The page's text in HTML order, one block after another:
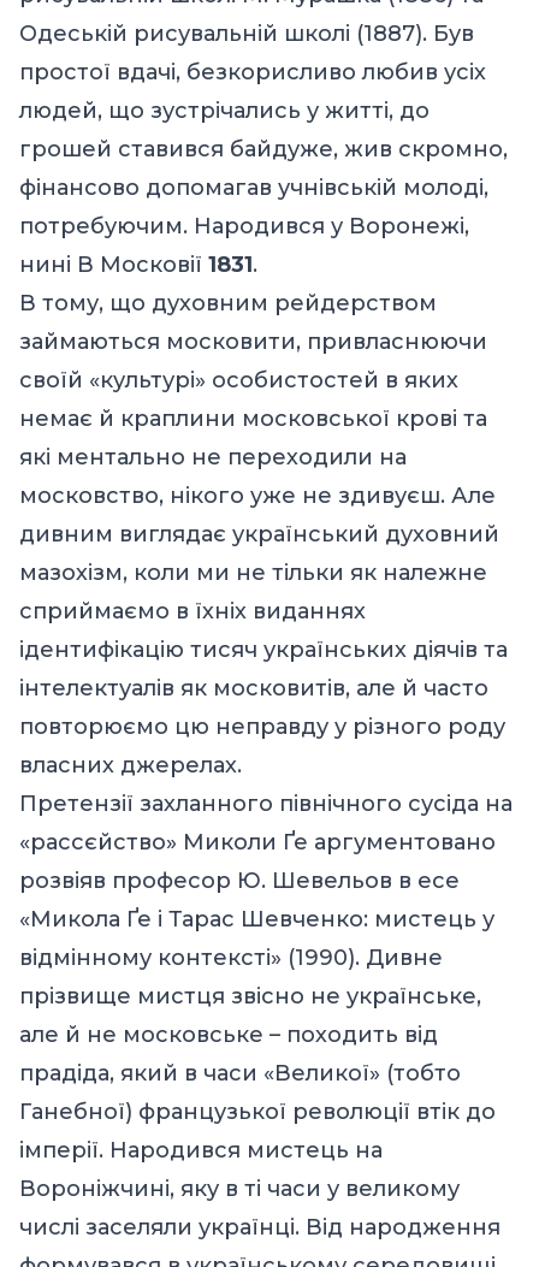
Одеській рисувальній школі (1887). Був
простої вдачі, безкорисливо любив усіх
людей, що зустрічались у житті, до
грошей ставився байдуже, жив скромно,
фінансово допомагав учнівській молоді,
потребуючим. Народився у Воронежі,
нині В Московії 1831.
В тому, що духовним рейдерством
займаються московити, привласнюючи
своїй «культурі» особистостей в яких
немає й краплини московської крові та
які ментально не переходили на
московство, нікого уже не здивуєш. Але
дивним виглядає український духовний
мазохізм, коли ми не тільки як належне
сприймаємо в їхніх виданнях
ідентифікацію тисяч українських діячів та
інтелектуалів як московитів, але й часто
повторюємо цю неправду у різного роду
власних джерелах.
Претензії захланного північного сусіда на
«рассєйство» Миколи Ґе аргументовано
розвіяв професор Ю. Шевельов в есе
«Микола Ґе і Тарас Шевченко: мистець у
відмінному контексті» (1990). Дивне
прізвище мистця звісно не українське,
але й не московське – походить від
прадіда, який в часи «Великої» (тобто
Ганебної) французької революції втік до
імперії. Народився мистець на
Вороніжчині, яку в ті часи у великому
числі заселяли українці. Від народження